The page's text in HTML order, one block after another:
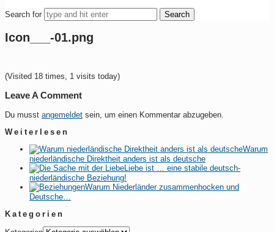
Search for
Icon___-01.png
(Visited 18 times, 1 visits today)
Leave A Comment
Du musst angemeldet sein, um einen Kommentar abzugeben.
Weiterlesen
Warum
niederländische Direktheit anders ist als deutsche
Liebe ist … eine stabile deutsch-
niederländische Beziehung!
Warum Niederländer zusammenhocken und
Deutsche…
Kategorien